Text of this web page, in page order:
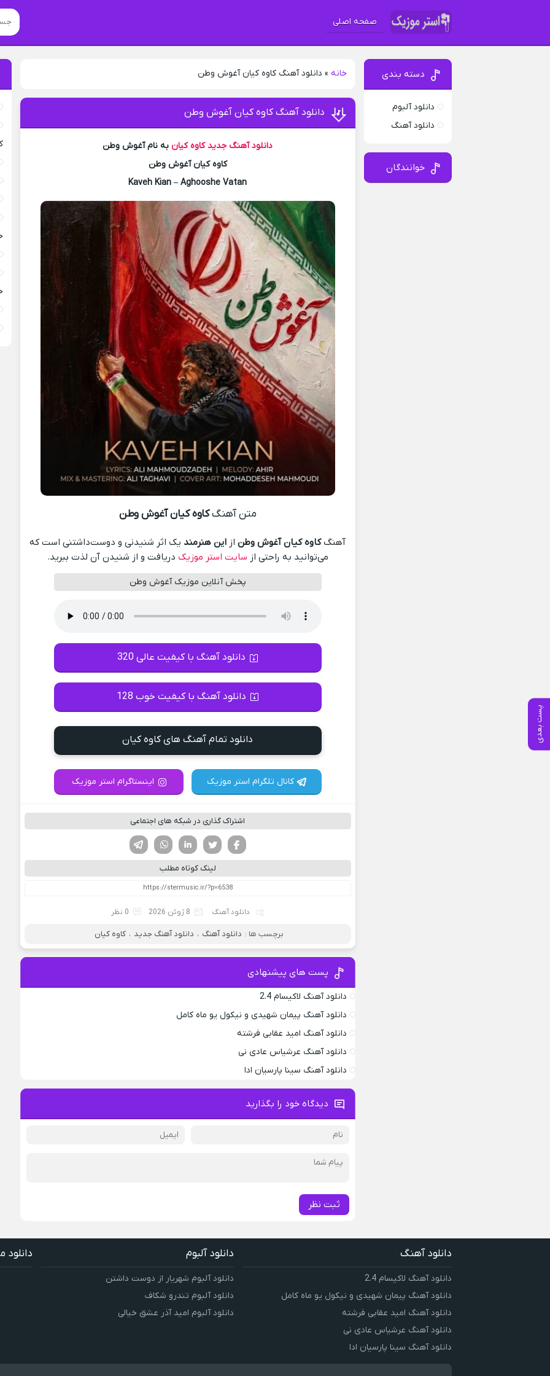
صفحه اصلی
خانه » دانلود آهنگ کاوه کیان آغوش وطن
پست بعدی
دانلود آهنگ کاوه کیان آغوش وطن
دانلود آهنگ جدید کاوه کیانبه نام آغوش وطن
کاوه کیان آغوش وطن
Kaveh Kian – Aghooshe Vatan
متن آهنگکاوه کیان آغوش وطن
آهنگکاوه کیان آغوش وطناز این هنرمندیک اثر شنیدنی و دوست‌داشتنی است که
می‌توانید به راحتی از سایت استر موزیک دریافت و از شنیدن آن لذت ببرید.
پخش آنلاین موزیک آغوش وطن
دانلود آهنگ با کیفیت عالی 320
دانلود آهنگ با کیفیت خوب 128
دانلود تمام آهنگ های کاوه کیان
کانال تلگرام استر موزیک اینستاگرام استر موزیک
اشتراک گذاری در شبکه های اجتماعی
لینکدین تویتر
فیسوک
لینک کوتاه مطلب
دانلود آهنگ 8 ژوئن 2026 0 نظر
برچسب ها : دانلود آهنگ ، دانلود آهنگ جدید ، کاوه کیان
پست های پیشنهادی
دانلود آهنگ لاکیسام 2.4
دانلود آهنگ پیمان شهیدی و نیکول یو ماه کامل
دانلود آهنگ امید عقابی فرشته
دانلود آهنگ عرشیاس عادی نی
دانلود آهنگ سینا پارسیان ادا
دیدگاه خود را بگذارید
ثبت نظر
دسته بندی
دانلود آلبوم
دانلود آهنگ
خوانندگان
دانلود آهنگ
دانلود آهنگ لاکیسام 2.4
دانلود آهنگ پیمان شهیدی و نیکول یو ماه کامل
دانلود آهنگ امید عقابی فرشته
دانلود آهنگ عرشیاس عادی نی
دانلود آهنگ سینا پارسیان ادا
دانلود آلبوم
دانلود آلبوم شهریار از دوست داشتن
دانلود آلبوم تندرو شکاف
دانلود آلبوم امید آذر عشق خیالی
دانلود